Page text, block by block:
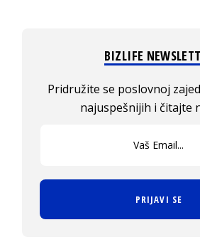
BIZLIFE
Pridružite se poslovnoj
najuspešnijih i čitajte
PRIJAVI SE